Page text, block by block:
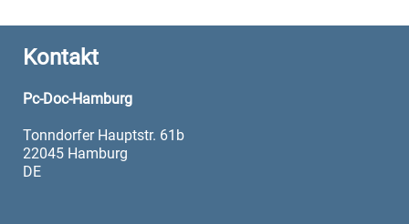
Kontakt
Pc-Doc-Hamburg
Tonndorfer Hauptstr. 61b
22045 Hamburg
DE